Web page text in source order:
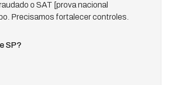
o SAT [prova nacional
Precisamos fortalecer controles.
SP?